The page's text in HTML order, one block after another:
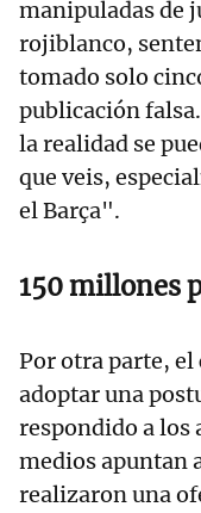
manipuladas de
rojiblanco,
tomado solo
publicación
la realidad se
que veis,
el Barça".
150 millones
Por otra parte, el
adoptar una
respondido a los
medios apuntan
realizaron una